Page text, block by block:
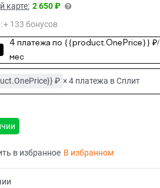
карте: 2 650 ₽
:+ 133 бонусов
4 платежа по {{product.OnePrice}} ₽/
мес
₽ × 4 платежа в Сплит
в избранное В избранном